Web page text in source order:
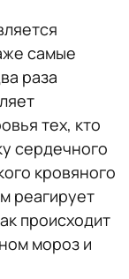
самые
раза
тех, кто
сердечного
кровяного
реагирует
происходит
мороз и